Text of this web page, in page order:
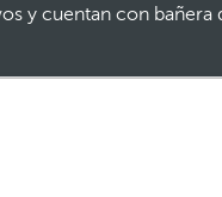
y cuentan con bañera